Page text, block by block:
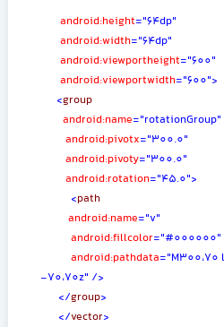
android:height="64dp"
android:width="64dp"
android:viewportheight="600"
android:viewportwidth="600">
<group
android:name="rotationGroup"
android:pivotx="300.0"
android:pivoty="300.0"
android:rotation="45.0">
<path
android:name="v"
android:fillcolor="#000000"
android:pathdata="M300،70
-70،70z" />
</group>
</vector>